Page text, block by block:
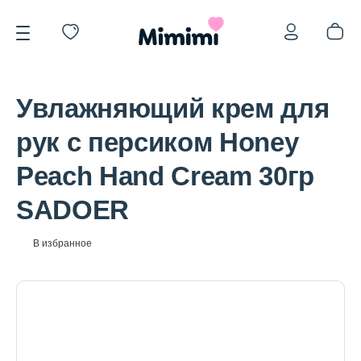
*OVERSTOCK -30%
Уход за лицом
Увлажняющий крем для
рук с персиком Honey
Peach Hand Cream 30гр
SADOER
В избранное